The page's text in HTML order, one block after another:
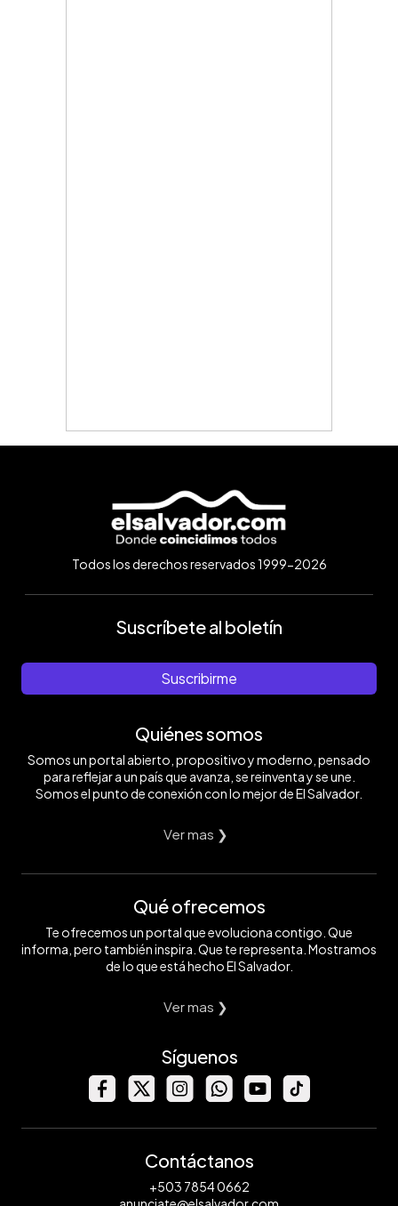
Todos los derechos reservados 1999-2026
Suscríbete al boletín
Suscribirme
Quiénes somos
Somos un portal abierto, propositivo y moderno, pensado
para reflejar a un país que avanza, se reinventa y se une.
Somos el punto de conexión con lo mejor de El Salvador.
Ver mas ❯
Qué ofrecemos
Te ofrecemos un portal que evoluciona contigo. Que
informa, pero también inspira. Que te representa. Mostramos
de lo que está hecho El Salvador.
Ver mas ❯
Síguenos
Contáctanos
+503 7854 0662